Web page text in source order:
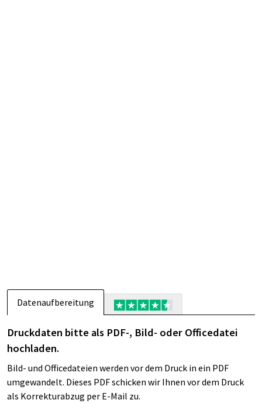
Datenaufbereitung
Druckdaten bitte als PDF-, Bild- oder Officedatei
hochladen.
Bild- und Officedateien werden vor dem Druck in ein PDF
umgewandelt. Dieses PDF schicken wir Ihnen vor dem Druck
als Korrekturabzug per E-Mail zu.